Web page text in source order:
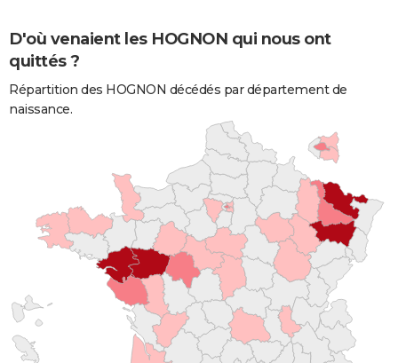
D'où venaient les HOGNON qui nous ont
quittés ?
Répartition des HOGNON décédés par département de
naissance.